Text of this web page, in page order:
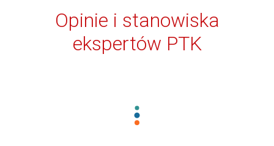
Opinie i stanowiska
ekspertów PTK